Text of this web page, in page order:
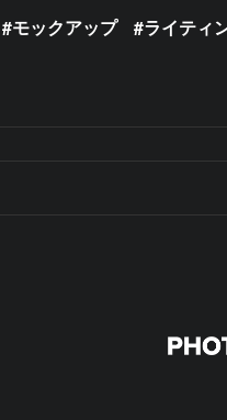
モックアップ ライティ